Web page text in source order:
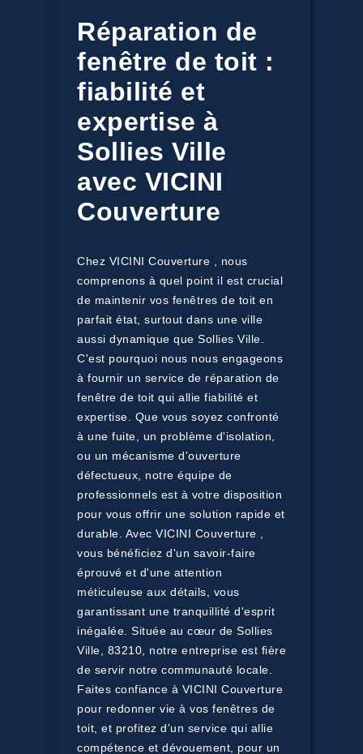
Réparation de
fenêtre de toit :
fiabilité et
expertise à
Sollies Ville
avec VICINI
Couverture
Chez VICINI Couverture , nous
comprenons à quel point il est crucial
de maintenir vos fenêtres de toit en
parfait état, surtout dans une ville
aussi dynamique que Sollies Ville.
C'est pourquoi nous nous engageons
à fournir un service de réparation de
fenêtre de toit qui allie fiabilité et
expertise. Que vous soyez confronté
à une fuite, un problème d'isolation,
ou un mécanisme d'ouverture
défectueux, notre équipe de
professionnels est à votre disposition
pour vous offrir une solution rapide et
durable. Avec VICINI Couverture ,
vous bénéficiez d'un savoir-faire
éprouvé et d'une attention
méticuleuse aux détails, vous
garantissant une tranquillité d'esprit
inégalée. Située au cœur de Sollies
Ville, 83210, notre entreprise est fière
de servir notre communauté locale.
Faites confiance à VICINI Couverture
pour redonner vie à vos fenêtres de
toit, et profitez d'un service qui allie
compétence et dévouement, pour un